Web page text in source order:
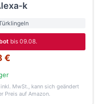
k
bis 09.08.
€
MwSt., kann sich geändert
Preis auf Amazon.